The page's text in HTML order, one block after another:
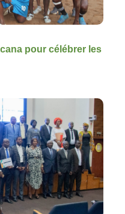
pour célébrer les